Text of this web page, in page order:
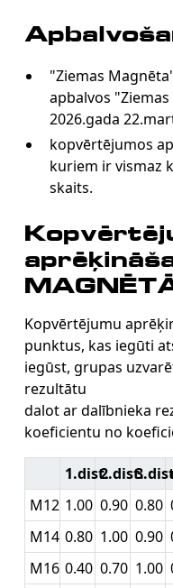
"Ziemas
apbalvos
2026.gada
kopvērtējumos
kuriem ir vismaz
skaits.
Kopvērtējumu
punktus, kas iegūti
iegūst, grupas
rezultātu
dalot ar dalībnieka
koeficientu no
1.dist.2.dist.
M12 1.00 0.90 0.80
M14 0.80 1.00 0.90
M16 0.40 0.70 1.00